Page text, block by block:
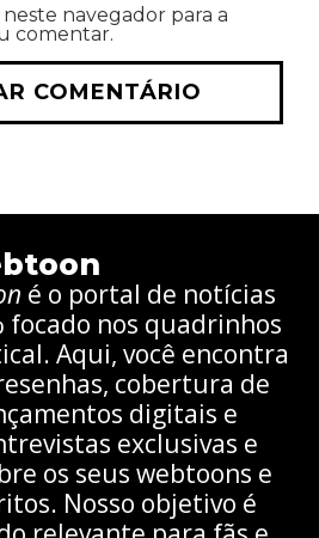
navegador para a
comentar.
é o portal de notícias
focado nos quadrinhos
Aqui, você encontra
cobertura de
digitais e
exclusivas e
os seus webtoons e
Nosso objetivo é